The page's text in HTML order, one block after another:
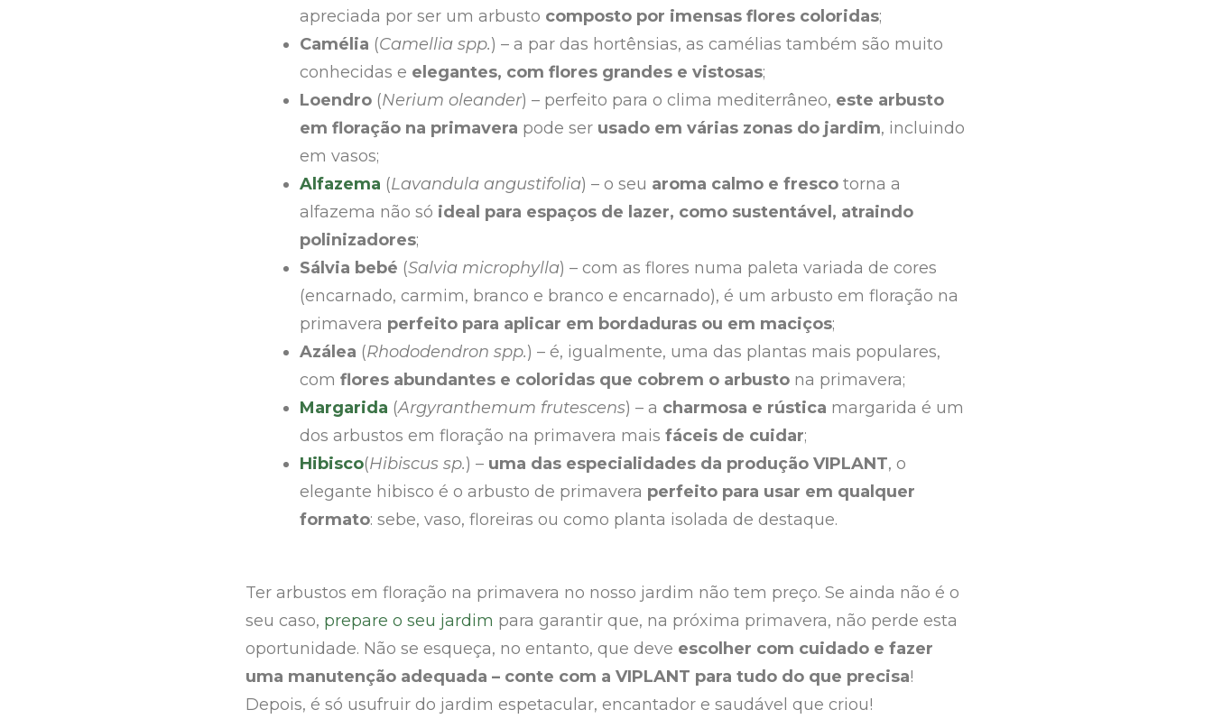
apreciada por ser um arbusto composto por imensas flores coloridas;
Camélia (Camellia spp.) – a par das hortênsias, as camélias também são muito
conhecidas e elegantes, com flores grandes e vistosas;
Loendro (Nerium oleander) – perfeito para o clima mediterrâneo, este arbusto
em floração na primavera pode ser usado em várias zonas do jardim, incluindo
em vasos;
Alfazema (Lavandula angustifolia) – o seu aroma calmo e fresco torna a
alfazema não só ideal para espaços de lazer, como sustentável, atraindo
polinizadores;
Sálvia bebé (Salvia microphylla) – com as flores numa paleta variada de cores
(encarnado, carmim, branco e branco e encarnado), é um arbusto em floração na
primavera perfeito para aplicar em bordaduras ou em maciços;
Azálea (Rhododendron spp.) – é, igualmente, uma das plantas mais populares,
com flores abundantes e coloridas que cobrem o arbusto na primavera;
Margarida (Argyranthemum frutescens) – a charmosa e rústica margarida é um
dos arbustos em floração na primavera mais fáceis de cuidar;
Hibisco(Hibiscus sp.) – uma das especialidades da produção VIPLANT, o
elegante hibisco é o arbusto de primavera perfeito para usar em qualquer
formato: sebe, vaso, floreiras ou como planta isolada de destaque.
Ter arbustos em floração na primavera no nosso jardim não tem preço. Se ainda não é o
seu caso, prepare o seu jardim para garantir que, na próxima primavera, não perde esta
oportunidade. Não se esqueça, no entanto, que deve escolher com cuidado e fazer
uma manutenção adequada – conte com a VIPLANT para tudo do que precisa!
Depois, é só usufruir do jardim espetacular, encantador e saudável que criou!